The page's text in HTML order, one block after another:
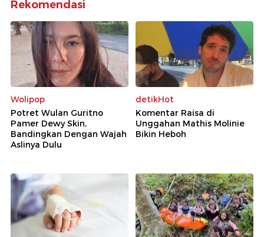
Rekomendasi
Wolipop
Potret Wulan Guritno
Pamer Dewy Skin,
Bandingkan Dengan Wajah
Aslinya Dulu
detikHot
Komentar Raisa di
Unggahan Mathis Molinie
Bikin Heboh